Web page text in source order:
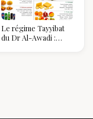
Le régime Tayyibat
du Dr Al-Awadi :